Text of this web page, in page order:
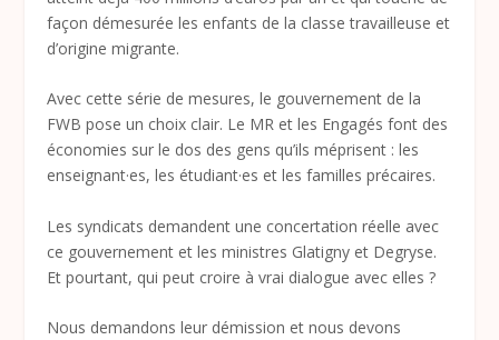
façon démesurée les enfants de la classe travailleuse et
d’origine migrante.
Avec cette série de mesures, le gouvernement de la
FWB pose un choix clair. Le MR et les Engagés font des
économies sur le dos des gens qu’ils méprisent : les
enseignant·es, les étudiant·es et les familles précaires.
Les syndicats demandent une concertation réelle avec
ce gouvernement et les ministres Glatigny et Degryse.
Et pourtant, qui peut croire à vrai dialogue avec elles ?
Nous demandons leur démission et nous devons